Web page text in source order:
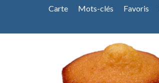
Carte Mots-clés Favoris